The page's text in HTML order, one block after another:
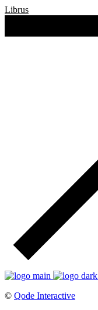
Librus
© Qode Interactive